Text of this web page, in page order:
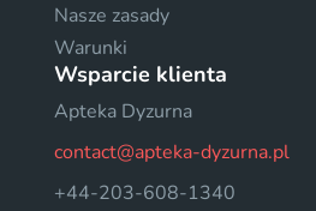
Nasze zasady
Warunki
Wsparcie klienta
Apteka Dyzurna
contact@apteka-dyzurna.pl
+44-203-608-1340